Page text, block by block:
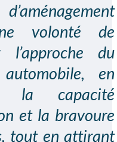
volonté de
l’approche du
en
la capacité
et la bravoure
tout en attirant